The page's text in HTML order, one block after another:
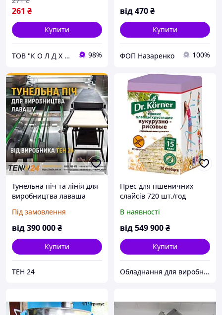
261 ₴
Купити
ТОВ "К О Л Д Х О Л О Д" 98%
від470₴
Купити
ФОП Назаренко 100%
Тунельна піч та лінія для
виробництва лаваша
Під замовлення
від390 000₴
Купити
ТЕН 24
Прес для пшеничних
слайсів 720 шт./год
В наявності
від549 900₴
Купити
Обладнання для виробництва снеків